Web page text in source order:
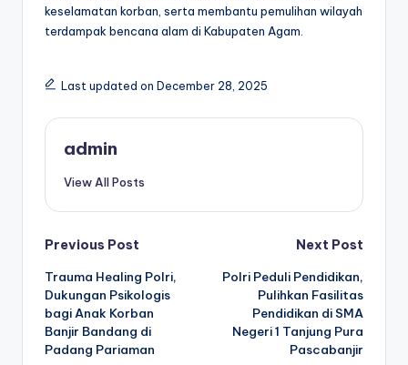
keselamatan korban, serta membantu pemulihan wilayah
terdampak bencana alam di Kabupaten Agam.
Last updated on December 28, 2025
admin
View All Posts
Post
navigation
Previous Post
Trauma Healing Polri,
Dukungan Psikologis
bagi Anak Korban
Banjir Bandang di
Padang Pariaman
Next Post
Polri Peduli Pendidikan,
Pulihkan Fasilitas
Pendidikan di SMA
Negeri 1 Tanjung Pura
Pascabanjir